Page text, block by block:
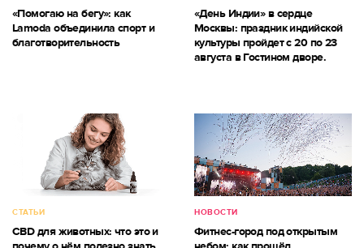
«Помогаю на бегу»: как
Lamoda объединила спорт и
благотворительность
«День Индии» в сердце
Москвы: праздник индийской
культуры пройдет с 20 по 23
августа в Гостином дворе.
СТАТЬИ
CBD для животных: что это и
НОВОСТИ
Фитнес-город под открытым